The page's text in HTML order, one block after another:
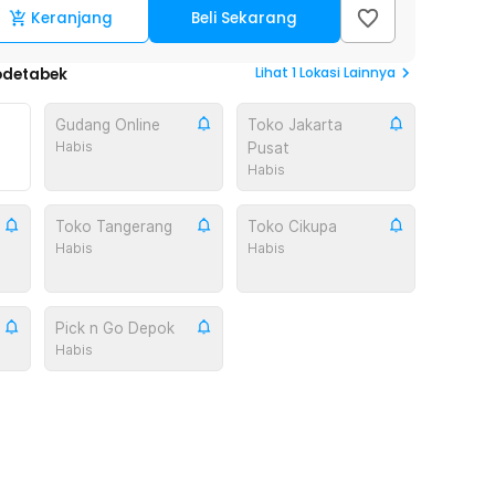
Keranjang Beli Sekarang
Lihat 1Lokasi Lainnya
Gudang Online
Habis
Toko Jakarta
Pusat
Habis
Toko Tangerang
Habis
Toko Cikupa
Habis
Pick n Go Depok
Habis